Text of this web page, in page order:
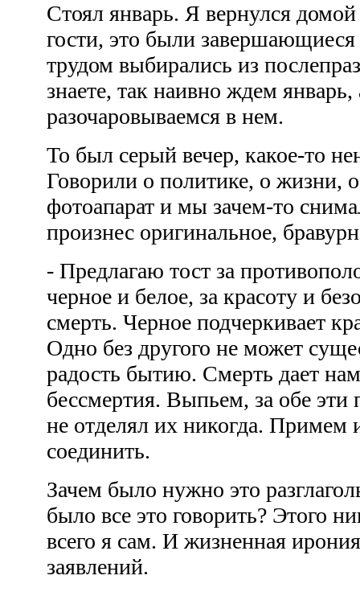
Стоял январь. Я вернулся
гости, это были
трудом выбирались из
знаете, так наивно ждем январь,
разочаровываемся в нем.
То был серый вечер, какое-то
Говорили о политике, о жизни,
фотоапарат и мы зачем-то
произнес оригинальное,
- Предлагаю тост за
черное и белое, за красоту и
смерть. Черное подчеркивает
Одно без другого не может
радость бытию. Смерть дает
бессмертия. Выпьем, за обе
не отделял их никогда. Примем
соединить.
Зачем было нужно это
было все это говорить? Этого
всего я сам. И жизненная
заявлений.